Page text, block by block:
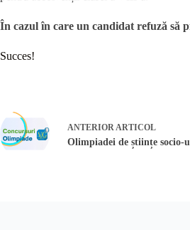
În cazul în care un candidat refuză să
Succes!
ANTERIOR ARTICOL
Olimpiadei de științe socio-